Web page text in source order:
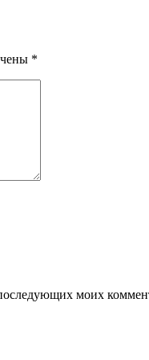
*
моих